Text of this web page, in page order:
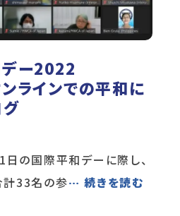
デー2022
インでの平和に
日の国際平和デーに際し、
計33名の参… 続きを読む